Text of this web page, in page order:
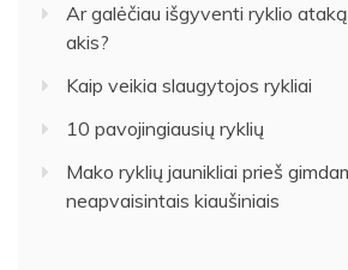
Ar galėčiau išgyventi ryklio
akis?
Kaip veikia slaugytojos rykliai
10 pavojingiausių ryklių
Mako ryklių jaunikliai prieš
neapvaisintais kiaušiniais